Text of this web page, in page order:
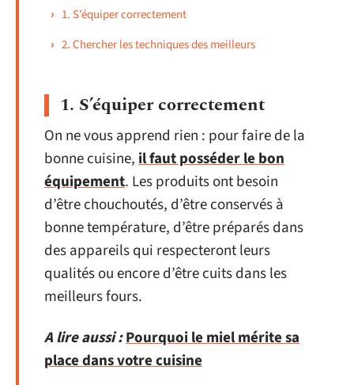
1. S’équiper correctement
2. Chercher les techniques des meilleurs
1. S’équiper correctement
On ne vous apprend rien : pour faire de la
bonne cuisine,il faut posséder le bon
équipement. Les produits ont besoin
d’être chouchoutés, d’être conservés à
bonne température, d’être préparés dans
des appareils qui respecteront leurs
qualités ou encore d’être cuits dans les
meilleurs fours.
A lire aussi :Pourquoi le miel mérite sa
place dans votre cuisine